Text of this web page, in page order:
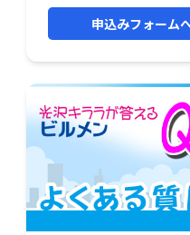
申込みフォーム